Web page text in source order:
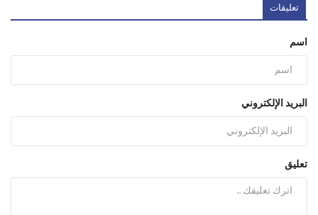
تعليقات
اسم
البريد الإلكتروني
تعليق